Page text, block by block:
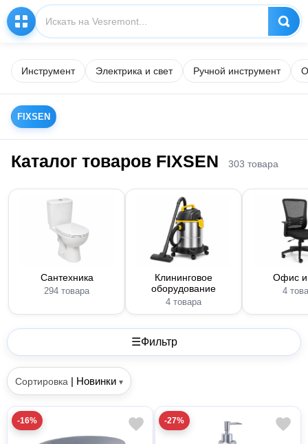
Инструмент Электрика и свет Ручной инструмент
FIXSEN
Каталог товаров FIXSEN 303 товара
Сантехника
294 товара
Клининговое
оборудование
4 товара
Офис
4
☰Фильтр
Сортировка | Новинки ▾
-16% -27%